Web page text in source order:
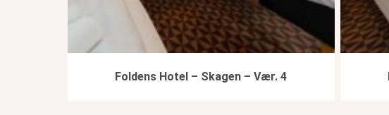
Foldens Hotel – Skagen – Vær. 4